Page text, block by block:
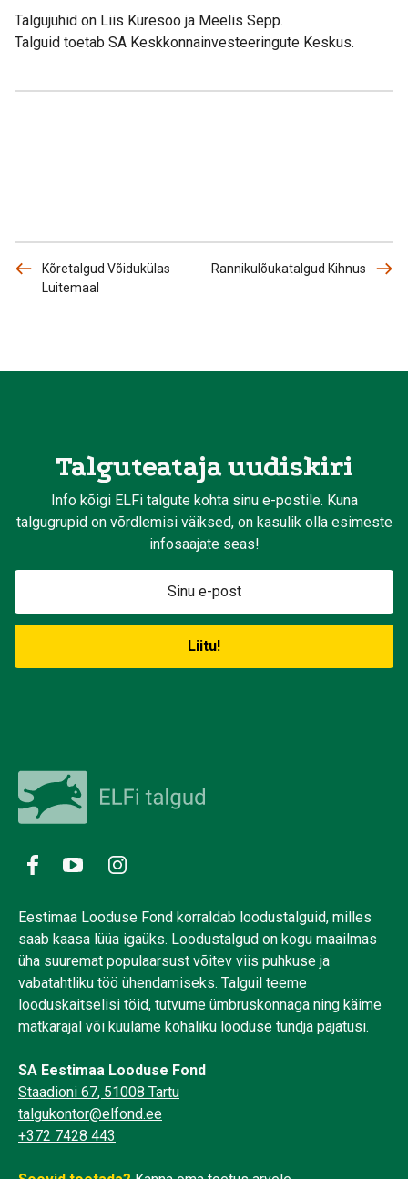
Talgujuhid on Liis Kuresoo ja Meelis Sepp.
Talguid toetab SA Keskkonnainvesteeringute Keskus.
Kõretalgud Võidukülas
Luitemaal
Rannikulõukatalgud Kihnus
Talguteataja uudiskiri
Info kõigi ELFi talgute kohta sinu e-postile. Kuna
talgugrupid on võrdlemisi väiksed, on kasulik olla esimeste
infosaajate seas!
Eestimaa Looduse Fond korraldab loodustalguid, milles
saab kaasa lüüa igaüks. Loodustalgud on kogu maailmas
üha suuremat populaarsust võitev viis puhkuse ja
vabatahtliku töö ühendamiseks. Talguil teeme
looduskaitselisi töid, tutvume ümbruskonnaga ning käime
matkarajal või kuulame kohaliku looduse tundja pajatusi.
SA Eestimaa Looduse Fond
Staadioni 67, 51008 Tartu
talgukontor@elfond.ee
+372 7428 443